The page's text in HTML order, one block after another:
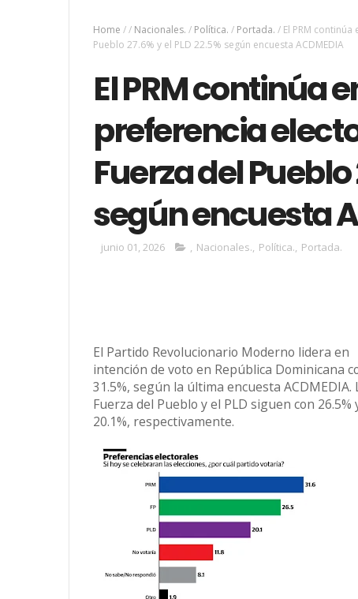
Home // Nacionales. / Política. / Portada. / El PRM
Pueblo 27.6% y el PLD 22.5% según encuesta ACDMEDIA
El PRM continúa
preferencia
Fuerza del Pueblo
según encuesta
junio 01, 2026 , Nacionales., Política., Portada.
El Partido Revolucionario Moderno lidera en
intención de voto en República Dominicana
31.5%, según la última encuesta ACDMEDIA.
Fuerza del Pueblo y el PLD siguen con 26.5%
20.1%, respectivamente.